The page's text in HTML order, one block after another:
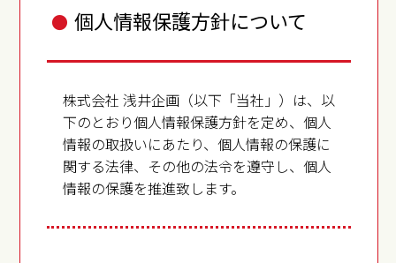
● 個人情報保護方針について
株式会社 浅井企画（以下「当社」）は、以
下のとおり個人情報保護方針を定め、個人
情報の取扱いにあたり、個人情報の保護に
関する法律、その他の法令を遵守し、個人
情報の保護を推進致します。